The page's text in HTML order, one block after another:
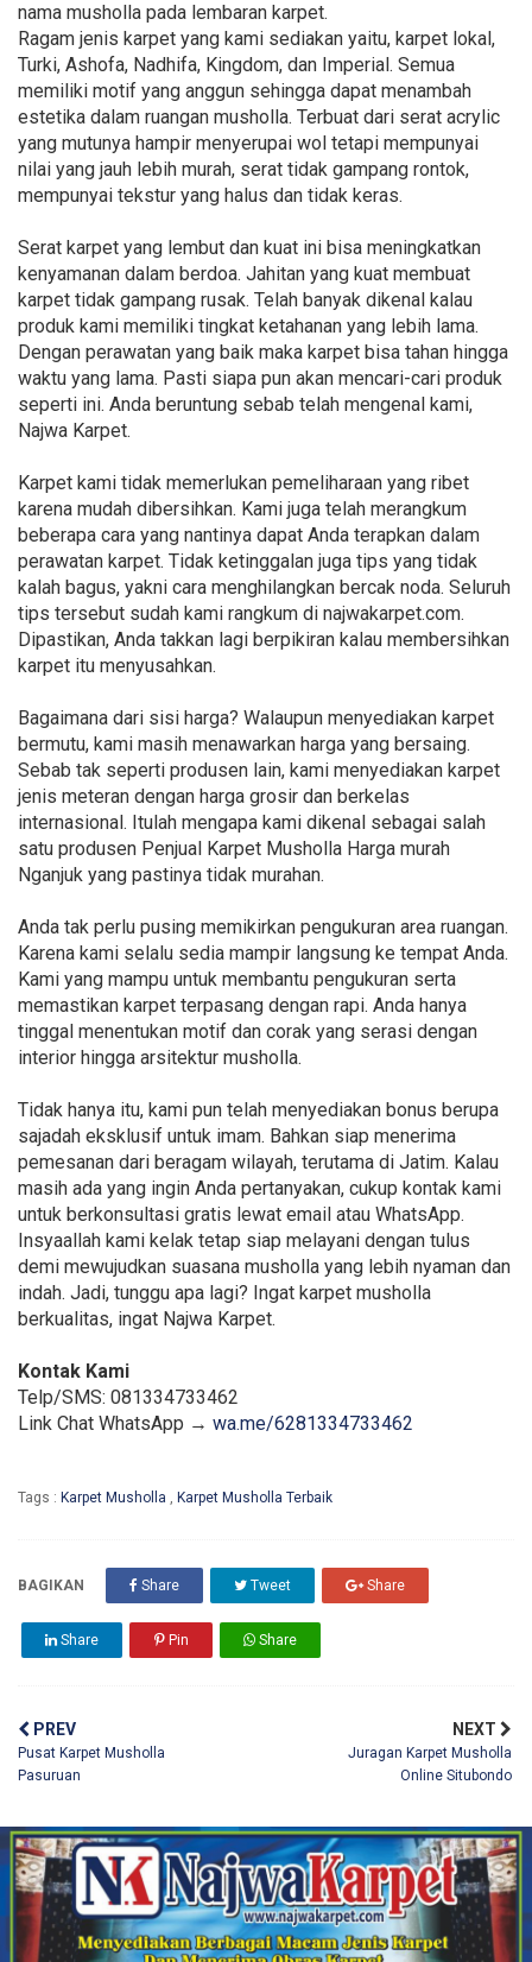
nama musholla pada lembaran karpet.
Ragam jenis karpet yang kami sediakan yaitu, karpet lokal,
Turki, Ashofa, Nadhifa, Kingdom, dan Imperial. Semua
memiliki motif yang anggun sehingga dapat menambah
estetika dalam ruangan musholla. Terbuat dari serat acrylic
yang mutunya hampir menyerupai wol tetapi mempunyai
nilai yang jauh lebih murah, serat tidak gampang rontok,
mempunyai tekstur yang halus dan tidak keras.
Serat karpet yang lembut dan kuat ini bisa meningkatkan
kenyamanan dalam berdoa. Jahitan yang kuat membuat
karpet tidak gampang rusak. Telah banyak dikenal kalau
produk kami memiliki tingkat ketahanan yang lebih lama.
Dengan perawatan yang baik maka karpet bisa tahan hingga
waktu yang lama. Pasti siapa pun akan mencari-cari produk
seperti ini. Anda beruntung sebab telah mengenal kami,
Najwa Karpet.
Karpet kami tidak memerlukan pemeliharaan yang ribet
karena mudah dibersihkan. Kami juga telah merangkum
beberapa cara yang nantinya dapat Anda terapkan dalam
perawatan karpet. Tidak ketinggalan juga tips yang tidak
kalah bagus, yakni cara menghilangkan bercak noda. Seluruh
tips tersebut sudah kami rangkum di najwakarpet.com.
Dipastikan, Anda takkan lagi berpikiran kalau membersihkan
karpet itu menyusahkan.
Bagaimana dari sisi harga? Walaupun menyediakan karpet
bermutu, kami masih menawarkan harga yang bersaing.
Sebab tak seperti produsen lain, kami menyediakan karpet
jenis meteran dengan harga grosir dan berkelas
internasional. Itulah mengapa kami dikenal sebagai salah
satu produsen Penjual Karpet Musholla Harga murah
Nganjuk yang pastinya tidak murahan.
Anda tak perlu pusing memikirkan pengukuran area ruangan.
Karena kami selalu sedia mampir langsung ke tempat Anda.
Kami yang mampu untuk membantu pengukuran serta
memastikan karpet terpasang dengan rapi. Anda hanya
tinggal menentukan motif dan corak yang serasi dengan
interior hingga arsitektur musholla.
Tidak hanya itu, kami pun telah menyediakan bonus berupa
sajadah eksklusif untuk imam. Bahkan siap menerima
pemesanan dari beragam wilayah, terutama di Jatim. Kalau
masih ada yang ingin Anda pertanyakan, cukup kontak kami
untuk berkonsultasi gratis lewat email atau WhatsApp.
Insyaallah kami kelak tetap siap melayani dengan tulus
demi mewujudkan suasana musholla yang lebih nyaman dan
indah. Jadi, tunggu apa lagi? Ingat karpet musholla
berkualitas, ingat Najwa Karpet.
Kontak Kami
Telp/SMS: 081334733462
Link Chat WhatsApp → wa.me/6281334733462
Tags : Karpet Musholla , Karpet Musholla Terbaik
BAGIKAN Share Tweet Share
Share Pin Share
PREV
Pusat Karpet Musholla
Pasuruan
NEXT
Juragan Karpet Musholla
Online Situbondo